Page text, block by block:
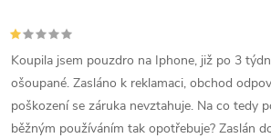
Koupila jsem pouzdro na Iphone, již po 3
ošoupané. Zasláno k reklamaci, obchod
poškození se záruka nevztahuje. Na co tedy
běžným používáním tak opotřebuje? Zaslán